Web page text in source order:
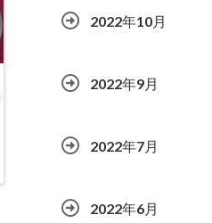
2022年10月
2022年9月
2022年7月
2022年6月